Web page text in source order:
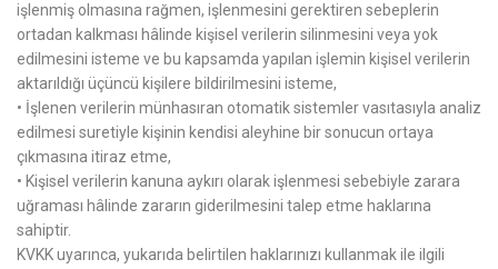
işlenmiş olmasına rağmen, işlenmesini gerektiren sebeplerin
ortadan kalkması hâlinde kişisel verilerin silinmesini veya yok
edilmesini isteme ve bu kapsamda yapılan işlemin kişisel verilerin
aktarıldığı üçüncü kişilere bildirilmesini isteme,
• İşlenen verilerin münhasıran otomatik sistemler vasıtasıyla analiz
edilmesi suretiyle kişinin kendisi aleyhine bir sonucun ortaya
çıkmasına itiraz etme,
• Kişisel verilerin kanuna aykırı olarak işlenmesi sebebiyle zarara
uğraması hâlinde zararın giderilmesini talep etme haklarına
sahiptir.
KVKK uyarınca, yukarıda belirtilen haklarınızı kullanmak ile ilgili